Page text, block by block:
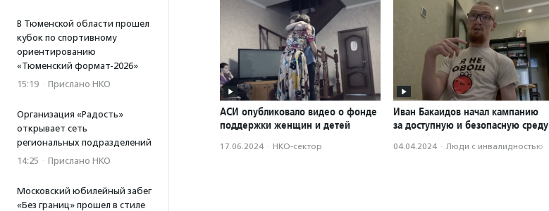
В Тюменской области прошел
кубок по спортивному
ориентированию
«Тюменский формат-2026»
15:19 · Прислано НКО
Организация «Радость»
открывает сеть
региональных подразделений
14:25 · Прислано НКО
Московский юбилейный забег
«Без границ» прошел в стиле
АСИ опубликовало видео о фонде
поддержки женщин и детей
17.06.2024 · НКО-сектор
Иван Бакаидов начал кампанию
за доступную и безопасную среду
04.04.2024 · Люди с инвалидностью